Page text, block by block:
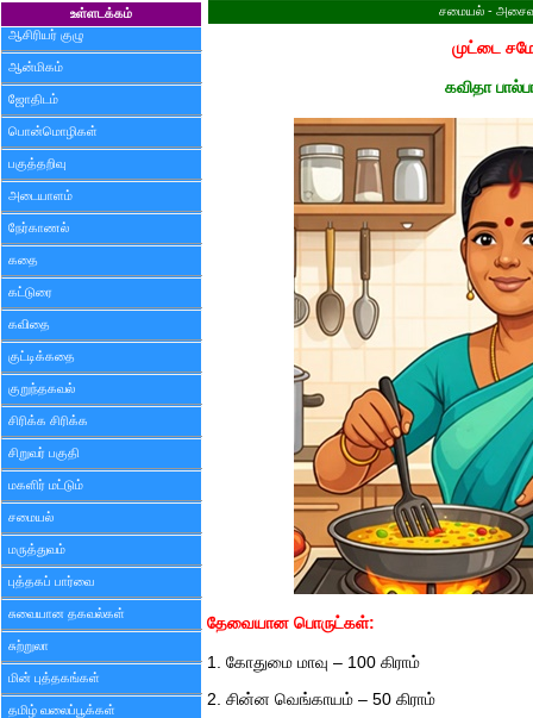
உள்ளடக்கம்
ஆசிரியர் குழு
ஆன்மிகம்
ஜோதிடம்
பொன்மொழிகள்
பகுத்தறிவு
அடையாளம்
நேர்காணல்
கதை
கட்டுரை
கவிதை
குட்டிக்கதை
குறுந்தகவல்
சிரிக்க சிரிக்க
சிறுவர் பகுதி
மகளிர் மட்டும்
சமையல்
மருத்துவம்
புத்தகப் பார்வை
சுவையான தகவல்கள்
சுற்றுலா
மின் புத்தகங்கள்
தமிழ் வலைப்பூக்கள்
சமையல் -
முட்டை
கவிதா
தேவையான பொருட்கள்:
1. கோதுமை மாவு – 100 கிராம்
2. சின்ன வெங்காயம் – 50 கிராம்